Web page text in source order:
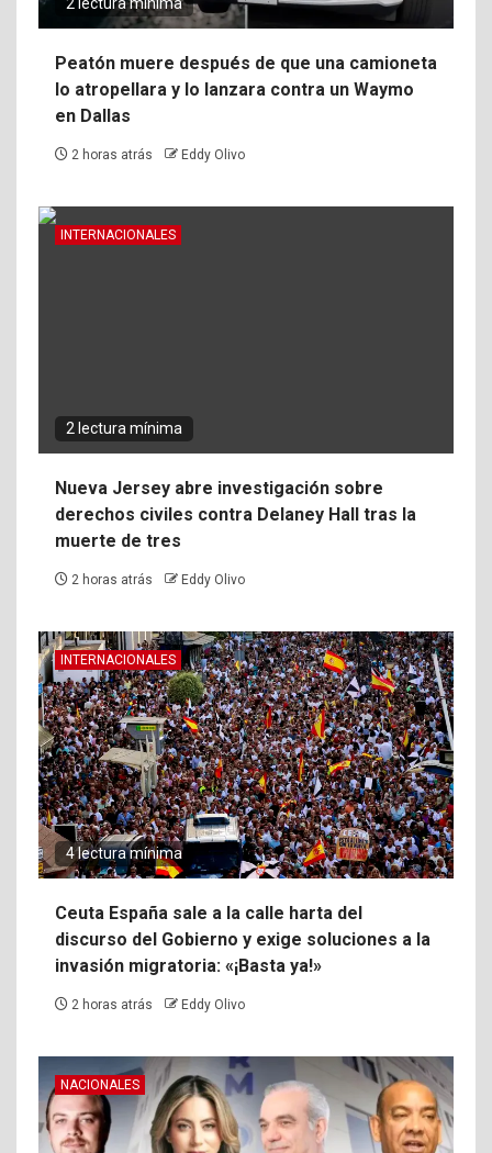
Peatón muere después de que una camioneta
lo atropellara y lo lanzara contra un Waymo
en Dallas
2 horas atrás Eddy Olivo
INTERNACIONALES
2 lectura mínima
Nueva Jersey abre investigación sobre
derechos civiles contra Delaney Hall tras la
muerte de tres
2 horas atrás Eddy Olivo
INTERNACIONALES
4 lectura mínima
Ceuta España sale a la calle harta del
discurso del Gobierno y exige soluciones a la
invasión migratoria: «¡Basta ya!»
2 horas atrás Eddy Olivo
NACIONALES